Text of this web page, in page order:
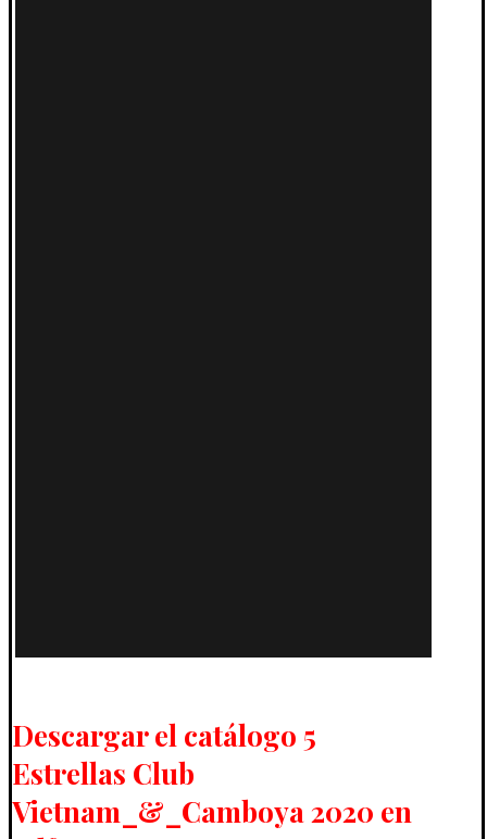
Descargar el catálogo 5
Estrellas Club
Vietnam_&_Camboya 2020 en